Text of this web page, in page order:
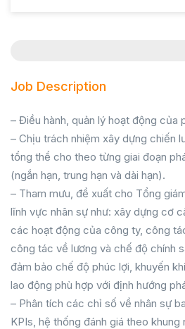
Job Description
– Điều hành, quản lý hoạt động của
– Chịu trách nhiệm xây dựng chiến
tổng thể cho theo từng giai đoạn
(ngắn hạn, trung hạn và dài hạn).
– Tham mưu, đề xuất cho Tổng
lĩnh vực nhân sự như: xây dựng cơ
các hoạt động của công ty, công
công tác về lương và chế độ chính
đảm bảo chế độ phúc lợi, khuyến
lao động phù hợp với định hướng
– Phân tích các chỉ số về nhân sự
KPIs, hệ thống đánh giá theo